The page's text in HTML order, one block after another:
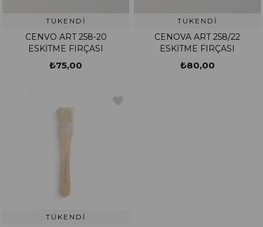
TÜKENDI
CENVO ART 258-20
ESKİTME FIRÇASI
₺75,00
TÜKENDI
CENOVA ART 258/22
ESKİTME FIRÇASI
₺80,00
TÜKENDI